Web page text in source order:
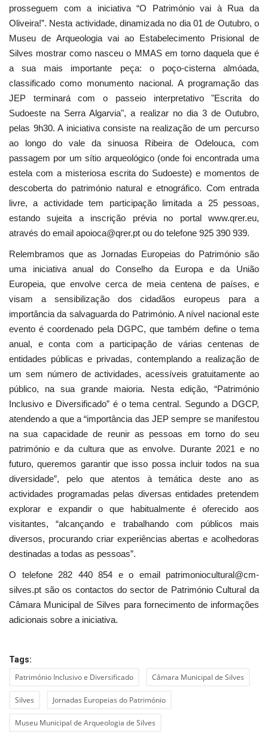
prosseguem com a iniciativa “O Património vai à Rua da
Oliveira!”. Nesta actividade, dinamizada no dia 01 de Outubro, o
Museu de Arqueologia vai ao Estabelecimento Prisional de
Silves mostrar como nasceu o MMAS em torno daquela que é
a sua mais importante peça: o poço-cisterna almóada,
classificado como monumento nacional. A programação das
JEP terminará com o passeio interpretativo "Escrita do
Sudoeste na Serra Algarvia", a realizar no dia 3 de Outubro,
pelas 9h30. A iniciativa consiste na realização de um percurso
ao longo do vale da sinuosa Ribeira de Odelouca, com
passagem por um sítio arqueológico (onde foi encontrada uma
estela com a misteriosa escrita do Sudoeste) e momentos de
descoberta do património natural e etnográfico. Com entrada
livre, a actividade tem participação limitada a 25 pessoas,
estando sujeita a inscrição prévia no portal www.qrer.eu,
através do email apoioca@qrer.pt ou do telefone 925 390 939.
Relembramos que as Jornadas Europeias do Património são
uma iniciativa anual do Conselho da Europa e da União
Europeia, que envolve cerca de meia centena de países, e
visam a sensibilização dos cidadãos europeus para a
importância da salvaguarda do Património. A nível nacional este
evento é coordenado pela DGPC, que também define o tema
anual, e conta com a participação de várias centenas de
entidades públicas e privadas, contemplando a realização de
um sem número de actividades, acessíveis gratuitamente ao
público, na sua grande maioria. Nesta edição, “Património
Inclusivo e Diversificado” é o tema central. Segundo a DGCP,
atendendo a que a “importância das JEP sempre se manifestou
na sua capacidade de reunir as pessoas em torno do seu
património e da cultura que as envolve. Durante 2021 e no
futuro, queremos garantir que isso possa incluir todos na sua
diversidade”, pelo que atentos à temática deste ano as
actividades programadas pelas diversas entidades pretendem
explorar e expandir o que habitualmente é oferecido aos
visitantes, “alcançando e trabalhando com públicos mais
diversos, procurando criar experiências abertas e acolhedoras
destinadas a todas as pessoas”.
O telefone 282 440 854 e o email patrimoniocultural@cm-
silves.pt são os contactos do sector de Património Cultural da
Câmara Municipal de Silves para fornecimento de informações
adicionais sobre a iniciativa.
Tags:
Património Inclusivo e Diversificado Câmara Municipal de Silves
Silves Jornadas Europeias do Património
Museu Municipal de Arqueologia de Silves